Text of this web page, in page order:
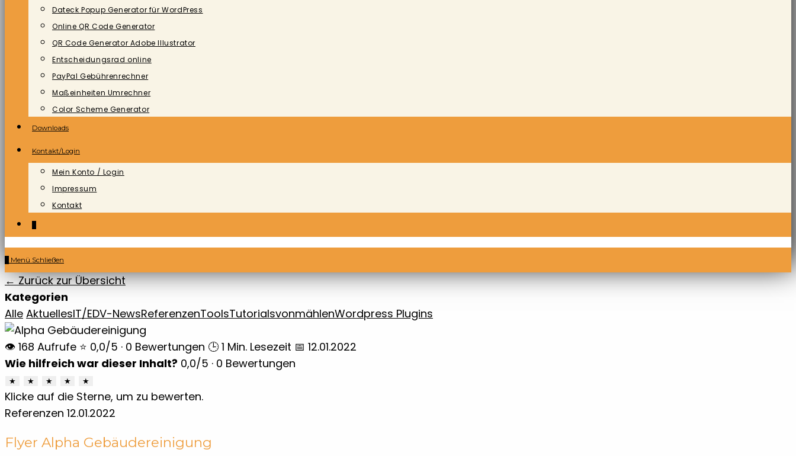
Dateck Popup Generator für WordPress
Online QR Code Generator
QR Code Generator Adobe Illustrator
Entscheidungsrad online
PayPal Gebührenrechner
Maßeinheiten Umrechner
Color Scheme Generator
Downloads
Kontakt/Login
Mein Konto / Login
Impressum
Kontakt
Menü Schließen
← Zurück zur Übersicht
Kategorien
Alle AktuellesIT/EDV-NewsReferenzenToolsTutorialsvonmählenWordpress Plugins
👁 168 Aufrufe ⭐ 0,0/5 · 0 Bewertungen 🕒 1 Min. Lesezeit 📅 12.01.2022
Wie hilfreich war dieser Inhalt? 0,0/5 · 0 Bewertungen
★ ★ ★ ★ ★
Klicke auf die Sterne, um zu bewerten.
Referenzen 12.01.2022
Flyer Alpha Gebäudereinigung